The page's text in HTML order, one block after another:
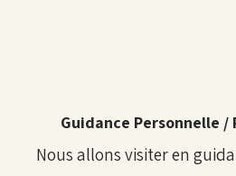
Guidance Personnelle /
Nous allons visiter en